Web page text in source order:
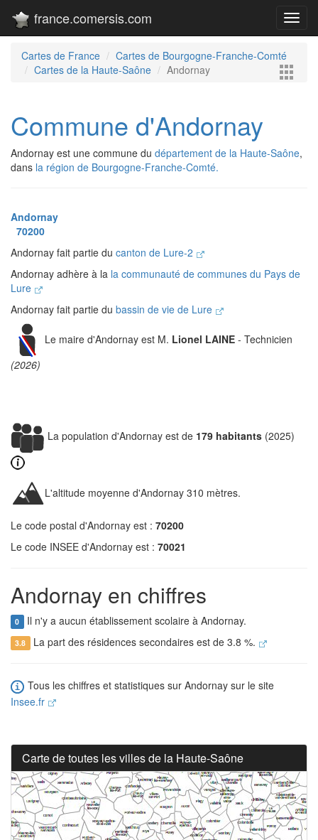
france.comersis.com
Cartes de France
Cartes de Bourgogne-Franche-Comté
Cartes de la Haute-Saône
Andornay
Commune d'Andornay
Andornay est une commune du département de la Haute-Saône,
dans la région de Bourgogne-Franche-Comté.
Andornay
70200
Andornay fait partie du canton de Lure-2
Andornay adhère à la la communauté de communes du Pays de
Lure
Andornay fait partie du bassin de vie de Lure
Le maire d'Andornay est M. Lionel LAINE - Technicien
(2026)
La population d'Andornay est de 179 habitants (2025)
L'altitude moyenne d'Andornay 310 mètres.
Le code postal d'Andornay est : 70200
Le code INSEE d'Andornay est : 70021
Andornay en chiffres
0 Il n'y a aucun établissement scolaire à Andornay.
3.8 La part des résidences secondaires est de 3.8 %.
Tous les chiffres et statistiques sur Andornay sur le site
Insee.fr
Carte de toutes les villes de la Haute-Saône